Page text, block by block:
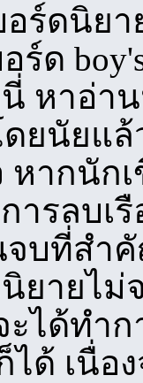
อร์ดนิย
ร์ด
หาอ่า
ยนัยแล้
หากนัก
ารลบเ
บที่สำคั
ยายไม่
ะได้ทำ
ได้ เนื่